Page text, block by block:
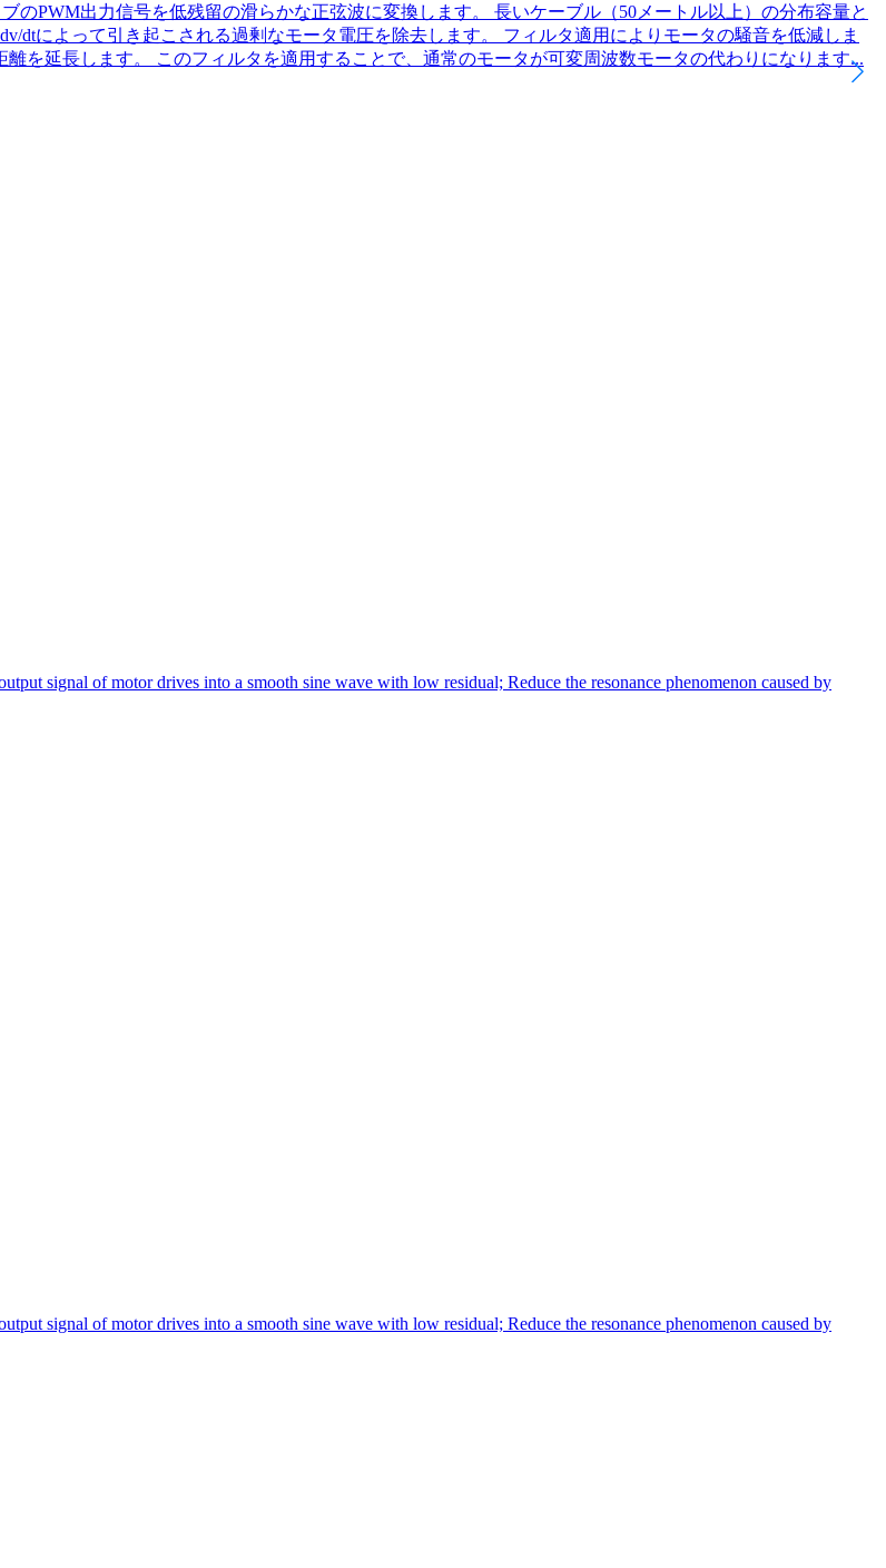
のPWM出力信号を低残留の滑らかな正弦波に変換します。 長いケーブル（50メートル以上）の分布容量と
dtによって引き起こされる過剰なモータ電圧を除去します。 フィルタ適用によりモータの騒音を低減しま
を延長します。 このフィルタを適用することで、通常のモータが可変周波数モータの代わりになります...
signal of motor drives into a smooth sine wave with low residual; Reduce the resonance phenomenon caused by
signal of motor drives into a smooth sine wave with low residual; Reduce the resonance phenomenon caused by